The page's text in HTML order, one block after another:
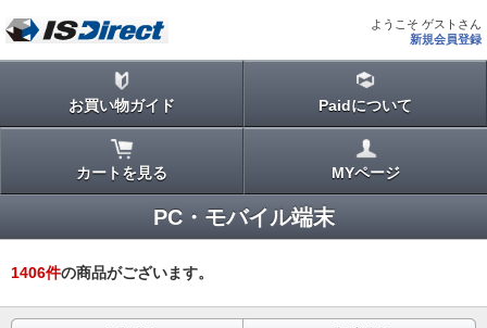
ようこそ ゲストさん
新規会員登録
お買い物ガイド Paidについて
カートを見る MYページ
PC・モバイル端末
1406件の商品がございます。